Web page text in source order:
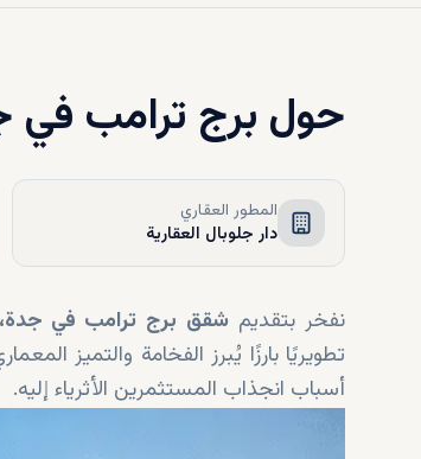
حول برج ترامب في
المطور العقاري
دار جلوبال العقارية
نفخر بتقديم شقق برج ترامب في جدة،
تطويريًا بارزًا يُبرز الفخامة والتميز
أسباب انجذاب المستثمرين الأثرياء إليه.